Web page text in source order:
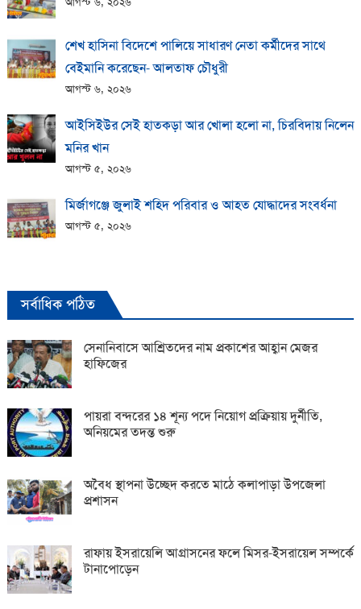
শেখ হাসিনা বিদেশে পালিয়ে সাধারণ নেতা কর্মীদের সাথে
বেইমানি করেছেন- আলতাফ চৌধুরী
আগস্ট ৬, ২০২৬
আইসিইউর সেই হাতকড়া আর খোলা হলো না, চিরবিদায় নিলেন
মনির খান
আগস্ট ৫, ২০২৬
মির্জাগঞ্জে জুলাই শহিদ পরিবার ও আহত যোদ্ধাদের সংবর্ধনা
আগস্ট ৫, ২০২৬
সর্বাধিক পঠিত
সেনানিবাসে আশ্রিতদের নাম প্রকাশের আহ্বান মেজর
হাফিজের
পায়রা বন্দরের ১৪ শূন্য পদে নিয়োগ প্রক্রিয়ায় দুর্নীতি,
অনিয়মের তদন্ত শুরু
অবৈধ স্থাপনা উচ্ছেদ করতে মাঠে কলাপাড়া উপজেলা
প্রশাসন
রাফায় ইসরায়েলি আগ্রাসনের ফলে মিসর-ইসরায়েল সম্পর্কে
টানাপোড়েন